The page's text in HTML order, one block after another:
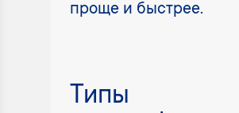
проще и быстрее.
Типы